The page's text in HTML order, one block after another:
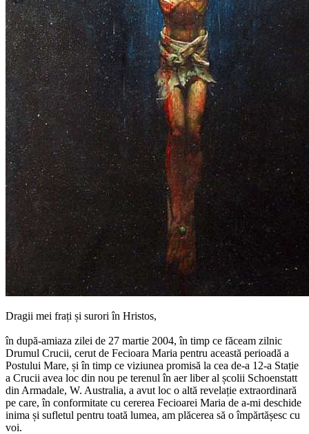
Dragii mei frați și surori în Hristos,
în după-amiaza zilei de 27 martie 2004, în timp ce făceam zilnic
Drumul Crucii, cerut de Fecioara Maria pentru această perioadă a
Postului Mare, și în timp ce viziunea promisă la cea de-a 12-a Stație
a Crucii avea loc din nou pe terenul în aer liber al școlii Schoenstatt
din Armadale, W. Australia, a avut loc o altă revelație extraordinară
pe care, în conformitate cu cererea Fecioarei Maria de a-mi deschide
inima și sufletul pentru toată lumea, am plăcerea să o împărtășesc cu
voi.